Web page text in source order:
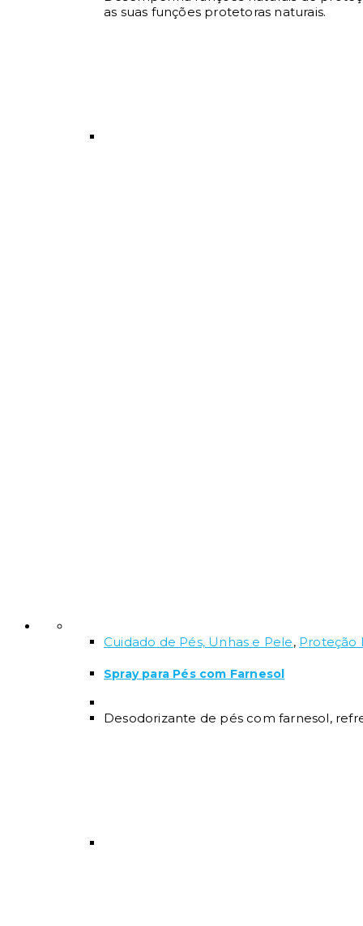
as suas funções protetoras naturais.
Cuidado de Pés, Unhas e Pele, Proteção
Spray para Pés com Farnesol
Desodorizante de pés com farnesol,